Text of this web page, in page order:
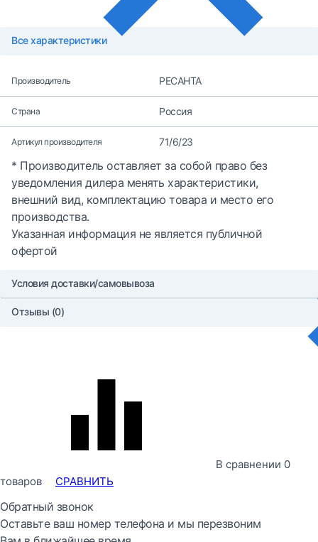
Все характеристики
Производитель РЕСАНТА
Страна Россия
Артикул производителя 71/6/23
* Производитель оставляет за собой право без
уведомления дилера менять характеристики,
внешний вид, комплектацию товара и место его
производства.
Указанная информация не является публичной
офертой
Условия доставки/самовывоза
Отзывы (0)
В сравнении 0
товаров
СРАВНИТЬ
Обратный звонок
Оставьте ваш номер телефона и мы перезвоним